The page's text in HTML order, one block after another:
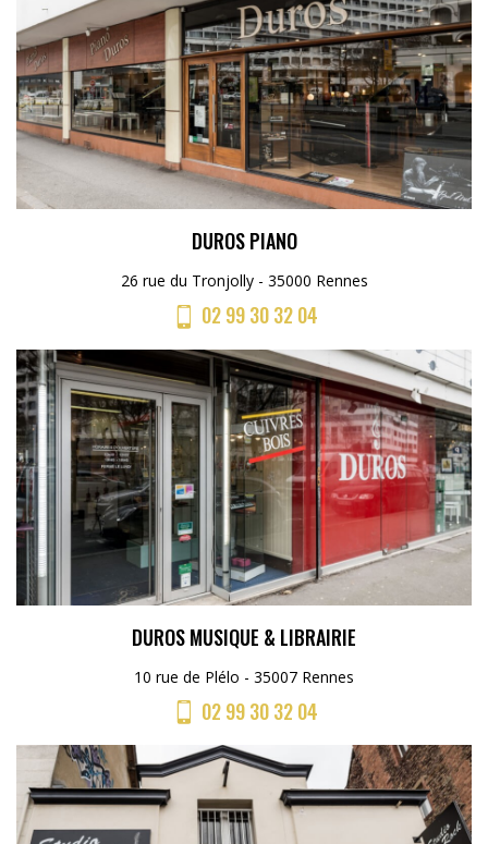
DUROS PIANO
26 rue du Tronjolly - 35000 Rennes
02 99 30 32 04
DUROS MUSIQUE & LIBRAIRIE
10 rue de Plélo - 35007 Rennes
02 99 30 32 04